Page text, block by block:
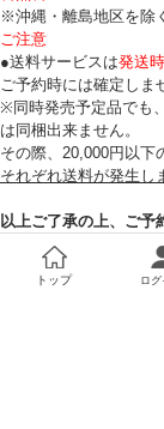
※沖縄・離島地区を除く
ご注意
●送料サービスは発送時
ご予約時には確定しま
※同時発売予定品でも
は同梱出来ません。
その際、20,000円以下
それぞれ送料が発生し
以上ご了承の上、ご予
トップ ログ